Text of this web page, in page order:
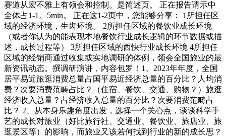
赛道从宏不雅上有领会和控制。是简述页。 正在报告请示中
全体占1-1。5min。 正在这1-2页中，您能够分享： 1所担任区
域的经济环境，生齿环境。 2所担任区域的餐饮业成长环境
（或者你认为的能表现本地餐饮行业成长逻辑的环节数据或描
述，成长过程等） 3所担任区域的西快行业成长环境 4所担任
区域的经销商通过收集或实地调研的体例，领会全国旅业的最
新资讯动态。撰调研演讲，内容包罗！1、2023年年度，全国
居平易近旅逛消费总量占国平易近经济总量的百分比？人均消
费？次要消费范畴占比？（住宿、餐饮、交通、购物？）旅逛
经济收入总量？占经济收入总量的百分比？次要消费范畴占
比？ 2、从本身乐趣角度出发，选择一个关心点，谈谈科学手
艺的成长对旅业（好比旅行社、交通业、餐饮业、旅店业、旅
逛景区等）的影响，而旅业又该若何找到行业的新的成长思？